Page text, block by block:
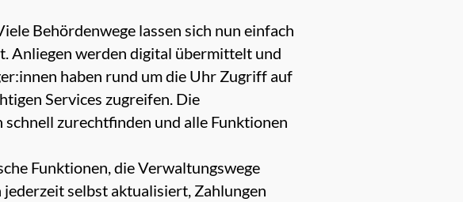
Behördenwege lassen sich nun einfach
Anliegen werden digital übermittelt und
haben rund um die Uhr Zugriff auf
Services zugreifen. Die
zurechtfinden und alle Funktionen
Funktionen, die Verwaltungswege
selbst aktualisiert, Zahlungen